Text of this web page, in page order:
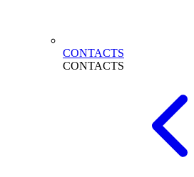
CONTACTS
CONTACTS